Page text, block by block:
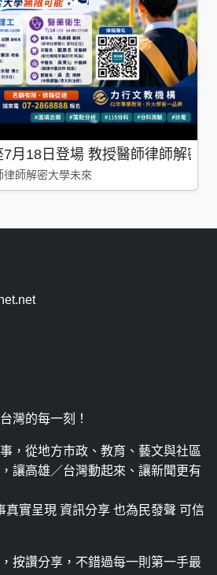
月18日登場 教授醫師律師解密
師解密大學未來
灣的每一刻！
，從地方市政、教育、藝文與社區
讓高雄／台灣動起來、讓新聞更有
真實呈現 資訊分享 也為民發聲 可信
按讚分享，不錯過每一則第一手最